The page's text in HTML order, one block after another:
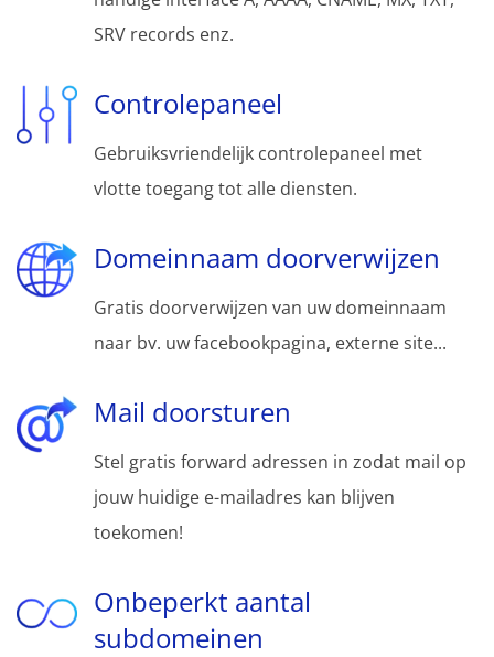
SRV records enz.
Controlepaneel
Gebruiksvriendelijk controlepaneel met
vlotte toegang tot alle diensten.
Domeinnaam doorverwijzen
Gratis doorverwijzen van uw domeinnaam
naar bv. uw facebookpagina, externe site...
Mail doorsturen
Stel gratis forward adressen in zodat mail op
jouw huidige e-mailadres kan blijven
toekomen!
Onbeperkt aantal
subdomeinen